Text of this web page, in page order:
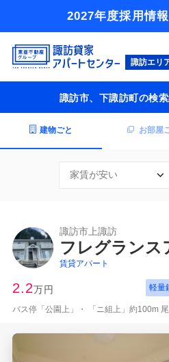
2027年度採用情
借りる
買う
解約のお申込み
企業情報
お問い合わせ
東
亜
諏訪市、下諏訪町の検
建物ごと お部屋
諏訪市上諏訪
フレグランス
賃貸アパート
2.2万円 軽量
バス停「公園上」・ 「ニ組上」約100m